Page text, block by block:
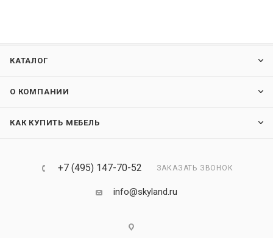
КАТАЛОГ
О КОМПАНИИ
КАК КУПИТЬ МЕБЕЛЬ
+7 (495) 147-70-52 ЗАКАЗАТЬ ЗВОНОК
info@skyland.ru